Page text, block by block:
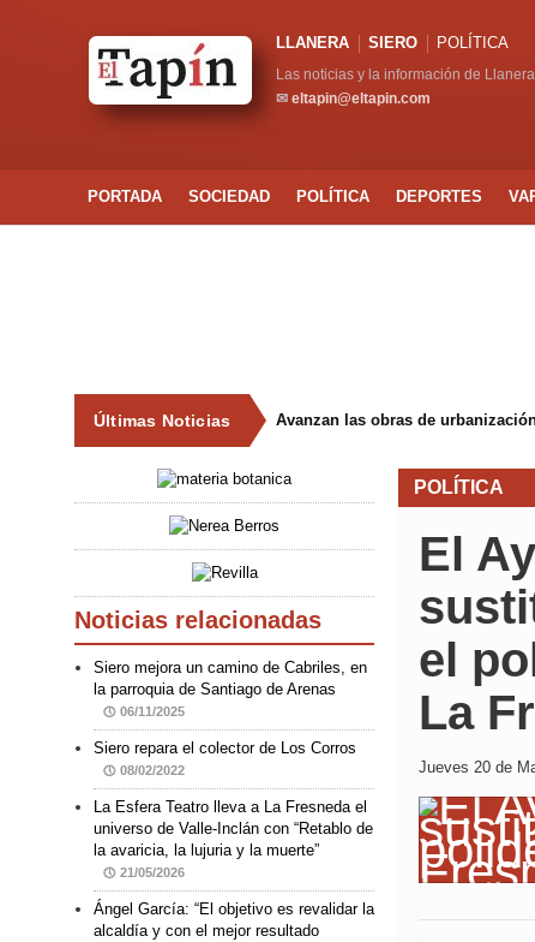
LLANERA SIERO POLÍTICA
Las noticias y la información de
✉ eltapin@eltapin.com
PORTADA SOCIEDAD POLÍTICA DEPORTES
Últimas Noticias Avanzan las obras de
POLÍTICA
El
el
La
Jueves 20 de
Noticias relacionadas
Siero mejora un camino de Cabriles, en
la parroquia de Santiago de Arenas
06/11/2025
Siero repara el colector de Los Corros
08/02/2022
La Esfera Teatro lleva a La Fresneda el
universo de Valle-Inclán con “Retablo de
la avaricia, la lujuria y la muerte”
21/05/2026
Ángel García: “El objetivo es revalidar la
alcaldía y con el mejor resultado